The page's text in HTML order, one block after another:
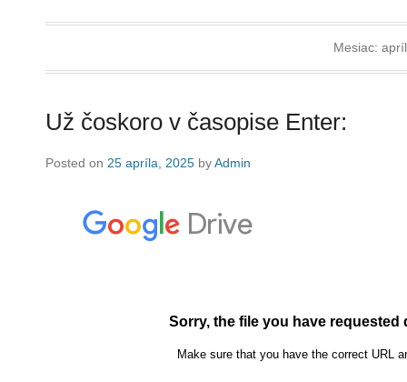
Mesiac:
Už čoskoro v časopise Enter:
Posted on 25 apríla, 2025 byAdmin